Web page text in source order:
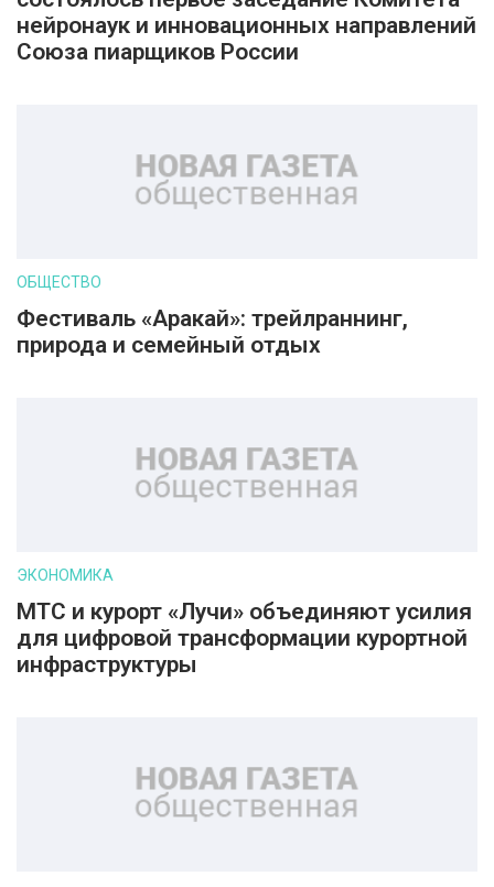
нейронаук и инновационных направлений
Союза пиарщиков России
ОБЩЕСТВО
Фестиваль «Аракай»: трейлраннинг,
природа и семейный отдых
ЭКОНОМИКА
МТС и курорт «Лучи» объединяют усилия
для цифровой трансформации курортной
инфраструктуры